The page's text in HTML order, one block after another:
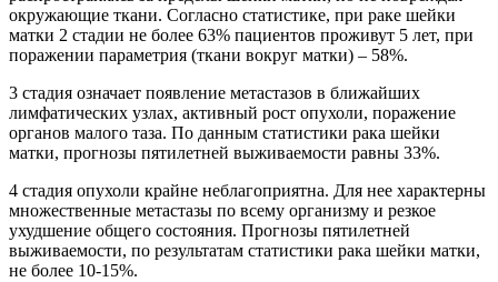
окружающие ткани. Согласно статистике, при раке шейки
матки 2 стадии не более 63% пациентов проживут 5 лет, при
поражении параметрия (ткани вокруг матки) – 58%.
3 стадия означает появление метастазов в ближайших
лимфатических узлах, активный рост опухоли, поражение
органов малого таза. По данным статистики рака шейки
матки, прогнозы пятилетней выживаемости равны 33%.
4 стадия опухоли крайне неблагоприятна. Для нее характерны
множественные метастазы по всему организму и резкое
ухудшение общего состояния. Прогнозы пятилетней
выживаемости, по результатам статистики рака шейки матки,
не более 10-15%.